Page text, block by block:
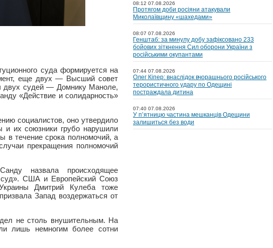
суда формируется на
еще двух — Высший совет
двух судей — Домнику Маноле,
«Действие и солидарность»
социалистов, оно утвердило
их союзники грубо нарушили
в течение срока полномочий, а
прекращения полномочий
назвала происходящее
суд». США и Европейский Союз
Дмитрий Кулеба тоже
Запад воздержаться от
не столь внушительным. На
лишь немногим более сотни
08:12 07.08.2026
Протягом доби росіяни атакували
Миколаївщину «шахедами»
08:07 07.08.2026
Генштаб: за минулу добу зафіксовано 233
бойових зіткнення Сил оборони України з
російськими окупантами
07:44 07.08.2026
Олег Кіпер: внаслідок вчорашнього російського
терористичного удару по Одещині
постраждала дитина
07:40 07.08.2026
У пʼятницю частина мешканців Одещини
залишиться без води